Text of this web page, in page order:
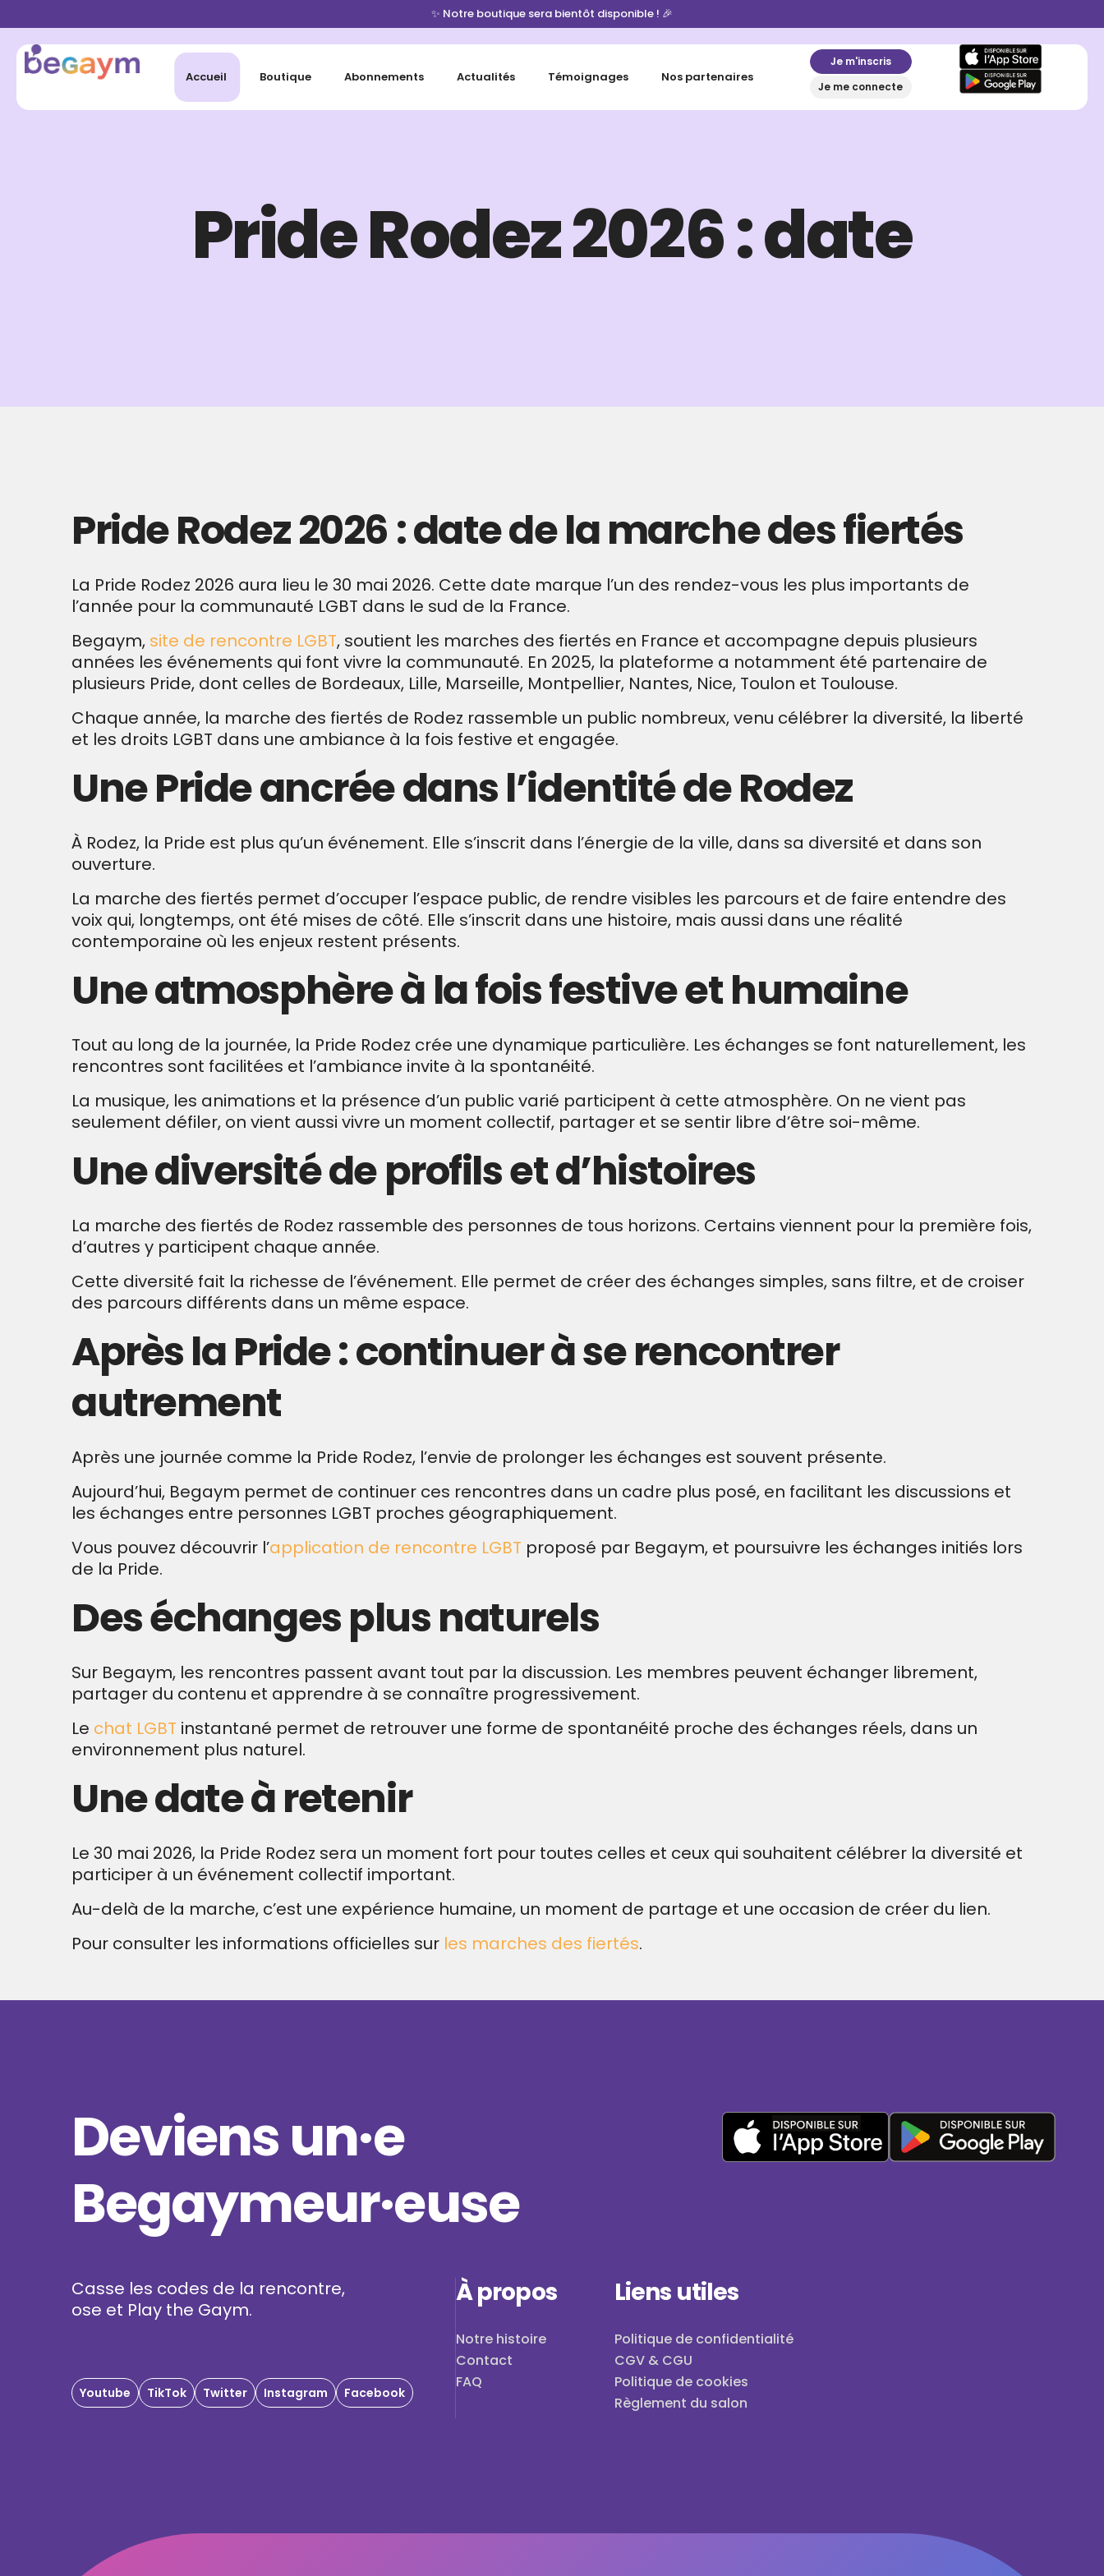
✨ Notre boutique sera bientôt disponible ! 🎉
Accueil Boutique Abonnements Actualités Témoignages Nos partenaires
Je m'inscris
Je me connecte
Pride Rodez 2026 : date
Pride Rodez 2026 : date de la marche des fiertés
La Pride Rodez 2026 aura lieu le 30 mai 2026. Cette date marque l’un des rendez-vous les plus importants de
l’année pour la communauté LGBT dans le sud de la France.
Begaym, site de rencontre LGBT, soutient les marches des fiertés en France et accompagne depuis plusieurs
années les événements qui font vivre la communauté. En 2025, la plateforme a notamment été partenaire de
plusieurs Pride, dont celles de Bordeaux, Lille, Marseille, Montpellier, Nantes, Nice, Toulon et Toulouse.
Chaque année, la marche des fiertés de Rodez rassemble un public nombreux, venu célébrer la diversité, la liberté
et les droits LGBT dans une ambiance à la fois festive et engagée.
Une Pride ancrée dans l’identité de Rodez
À Rodez, la Pride est plus qu’un événement. Elle s’inscrit dans l’énergie de la ville, dans sa diversité et dans son
ouverture.
La marche des fiertés permet d’occuper l’espace public, de rendre visibles les parcours et de faire entendre des
voix qui, longtemps, ont été mises de côté. Elle s’inscrit dans une histoire, mais aussi dans une réalité
contemporaine où les enjeux restent présents.
Une atmosphère à la fois festive et humaine
Tout au long de la journée, la Pride Rodez crée une dynamique particulière. Les échanges se font naturellement, les
rencontres sont facilitées et l’ambiance invite à la spontanéité.
La musique, les animations et la présence d’un public varié participent à cette atmosphère. On ne vient pas
seulement défiler, on vient aussi vivre un moment collectif, partager et se sentir libre d’être soi-même.
Une diversité de profils et d’histoires
La marche des fiertés de Rodez rassemble des personnes de tous horizons. Certains viennent pour la première fois,
d’autres y participent chaque année.
Cette diversité fait la richesse de l’événement. Elle permet de créer des échanges simples, sans filtre, et de croiser
des parcours différents dans un même espace.
Après la Pride : continuer à se rencontrer
autrement
Après une journée comme la Pride Rodez, l’envie de prolonger les échanges est souvent présente.
Aujourd’hui, Begaym permet de continuer ces rencontres dans un cadre plus posé, en facilitant les discussions et
les échanges entre personnes LGBT proches géographiquement.
Vous pouvez découvrir l’application de rencontre LGBT proposé par Begaym, et poursuivre les échanges initiés lors
de la Pride.
Des échanges plus naturels
Sur Begaym, les rencontres passent avant tout par la discussion. Les membres peuvent échanger librement,
partager du contenu et apprendre à se connaître progressivement.
Le chat LGBT instantané permet de retrouver une forme de spontanéité proche des échanges réels, dans un
environnement plus naturel.
Une date à retenir
Le 30 mai 2026, la Pride Rodez sera un moment fort pour toutes celles et ceux qui souhaitent célébrer la diversité et
participer à un événement collectif important.
Au-delà de la marche, c’est une expérience humaine, un moment de partage et une occasion de créer du lien.
Pour consulter les informations officielles sur les marches des fiertés.
Deviens un·e
Begaymeur·euse
Casse les codes de la rencontre,
ose et Play the Gaym.
Youtube TikTok Twitter Instagram Facebook
À propos
Notre histoire
Contact
FAQ
Liens utiles
Politique de confidentialité
CGV & CGU
Politique de cookies
Règlement du salon